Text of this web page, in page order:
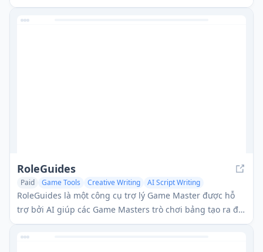
phản biện thông minh, cá nhân hóa cho mục đích giải trí,
cung cấp nhiều phong cách roast từ những lời châm
RoleGuides
Paid Game Tools Creative Writing AI Script Writing
RoleGuides là một công cụ trợ lý Game Master được hỗ
trợ bởi AI giúp các Game Masters trò chơi bảng tạo ra đối
thoại NPC, các cuộc gặp ngẫu nhiên và các yếu tố câu
chuyện động để nâng cao các chiến dịch của họ.